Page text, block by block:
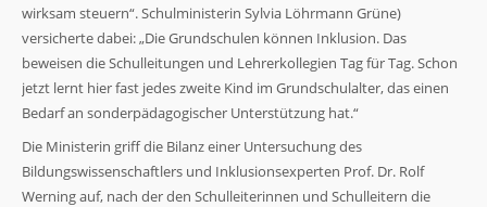
wirksam steuern“. Schulministerin Sylvia Löhrmann Grüne)
versicherte dabei: „Die Grundschulen können Inklusion. Das
beweisen die Schulleitungen und Lehrerkollegien Tag für Tag. Schon
jetzt lernt hier fast jedes zweite Kind im Grundschulalter, das einen
Bedarf an sonderpädagogischer Unterstützung hat.“
Die Ministerin griff die Bilanz einer Untersuchung des
Bildungswissenschaftlers und Inklusionsexperten Prof. Dr. Rolf
Werning auf, nach der den Schulleiterinnen und Schulleitern die
Notwendig
Diese
sind nicht
optional. Sie
werden
damit die
Website
funktioniert.